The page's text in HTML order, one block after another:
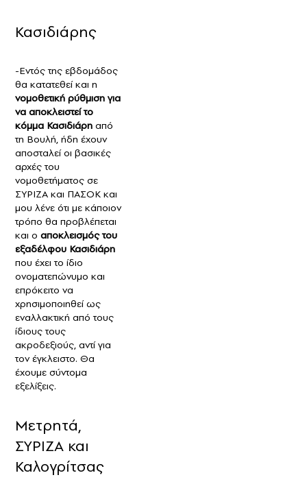
Κασιδιάρης
-Εντός της εβδομάδος
θα κατατεθεί και η
νομοθετική ρύθμιση για
να αποκλειστεί το
κόμμα Κασιδιάρη από
τη Βουλή, ήδη έχουν
αποσταλεί οι βασικές
αρχές του
νομοθετήματος σε
ΣΥΡΙΖΑ και ΠΑΣΟΚ και
μου λένε ότι με κάποιον
τρόπο θα προβλέπεται
και ο αποκλεισμός του
εξαδέλφου Κασιδιάρη
που έχει το ίδιο
ονοματεπώνυμο και
επρόκειτο να
χρησιμοποιηθεί ως
εναλλακτική από τους
ίδιους τους
ακροδεξιούς, αντί για
τον έγκλειστο. Θα
έχουμε σύντομα
εξελίξεις.
Μετρητά,
ΣΥΡΙΖΑ και
Καλογρίτσας